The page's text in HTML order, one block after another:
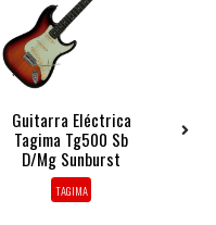
Guitarra Eléctrica
Tagima Tg500 Sb
D/mg Sunburst
TAGIMA